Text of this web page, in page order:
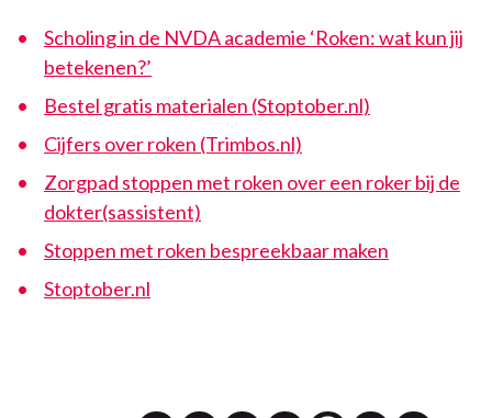
Scholing in de NVDA academie ‘Roken: wat kun jij
betekenen?’
Bestel gratis materialen (Stoptober.nl)
Cijfers over roken (Trimbos.nl)
Zorgpad stoppen met roken over een roker bij de
dokter(sassistent)
Stoppen met roken bespreekbaar maken
Stoptober.nl